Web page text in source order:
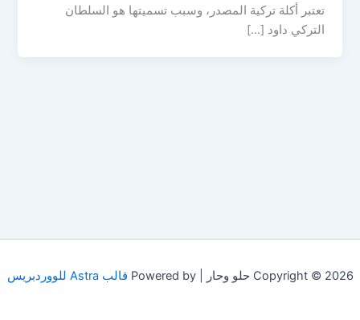
تعتبر أكلة تركية المصدر، وسبب تسميتها هو السلطان
التركي داود […]
Copyright © 2026 حلو وحار | Powered by قالب Astra للووردبريس